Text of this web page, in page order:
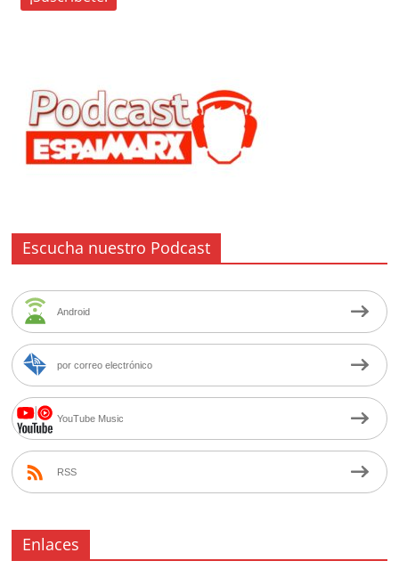
Escucha nuestro Podcast
Android
por correo electrónico
YouTube Music
RSS
Enlaces